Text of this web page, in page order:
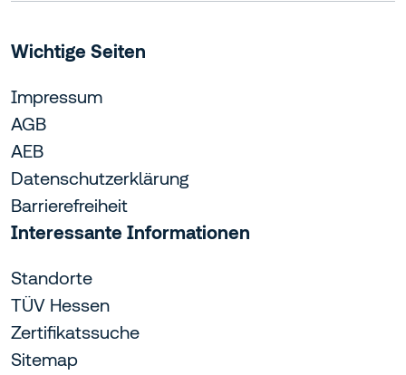
Wichtige Seiten
Impressum
AGB
AEB
Datenschutzerklärung
Barrierefreiheit
Interessante Informationen
Standorte
TÜV Hessen
Zertifikatssuche
Sitemap